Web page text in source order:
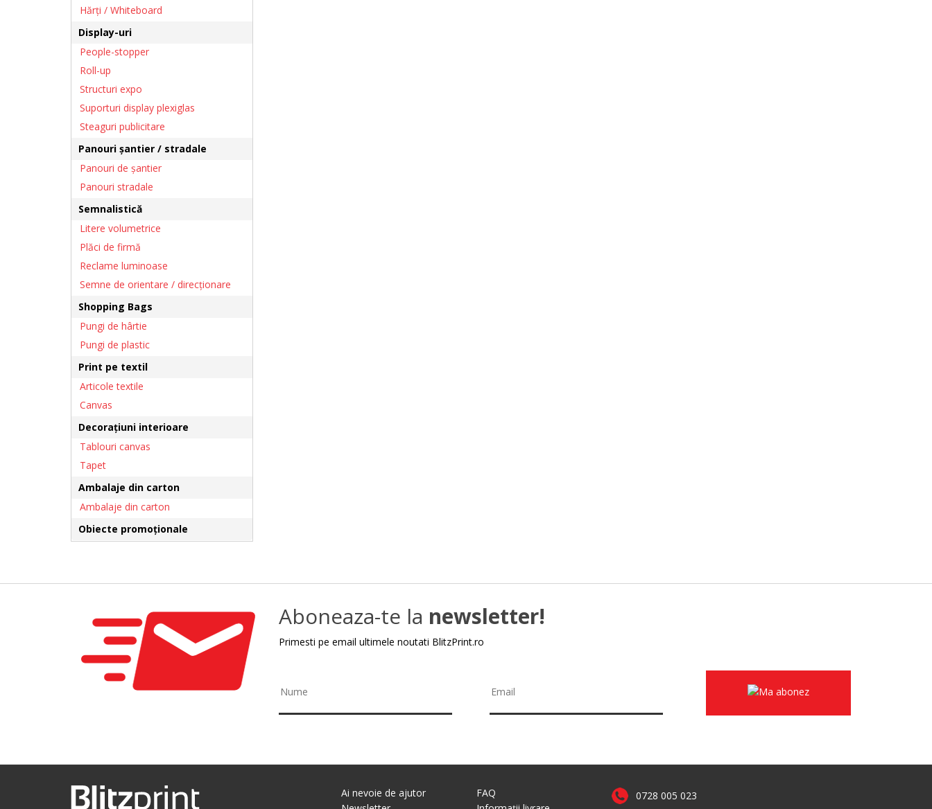
Hărți / Whiteboard
Display-uri
People-stopper
Roll-up
Structuri expo
Suporturi display plexiglas
Steaguri publicitare
Panouri șantier / stradale
Panouri de șantier
Panouri stradale
Semnalistică
Litere volumetrice
Plăci de firmă
Reclame luminoase
Semne de orientare / direcționare
Shopping Bags
Pungi de hârtie
Pungi de plastic
Print pe textil
Articole textile
Canvas
Decorațiuni interioare
Tablouri canvas
Tapet
Ambalaje din carton
Ambalaje din carton
Obiecte promoționale
Aboneaza-te la newsletter!
Primesti pe email ultimele noutati BlitzPrint.ro
Ai nevoie de ajutor
FAQ
0728 005 023